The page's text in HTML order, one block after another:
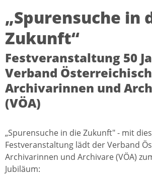
„Spurensuche in
Zukunft“
Festveranstaltung 50
Verband
Archivarinnen und
(VÖA)
„Spurensuche in die Zukunft" - mit
Festveranstaltung lädt der Verband
Archivarinnen und Archivare (VÖA)
Jubiläum: